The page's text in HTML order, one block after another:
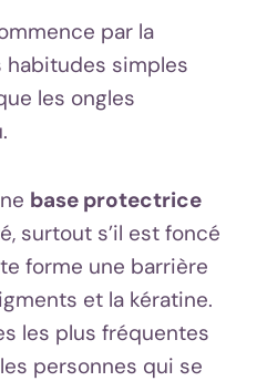
par la
habitudes simples
les ongles
base protectrice
surtout s’il est foncé
forme une barrière
et la kératine.
les plus fréquentes
personnes qui se